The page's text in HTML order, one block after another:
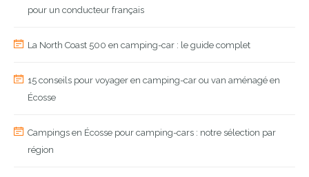
pour un conducteur français
La North Coast 500 en camping-car : le guide complet
15 conseils pour voyager en camping-car ou van aménagé en
Écosse
Campings en Écosse pour camping-cars : notre sélection par
région